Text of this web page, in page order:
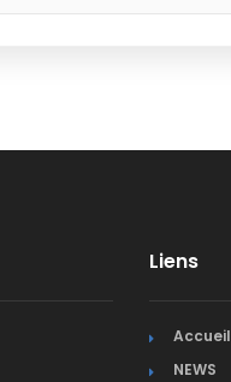
Liens
Accueil
NEWS